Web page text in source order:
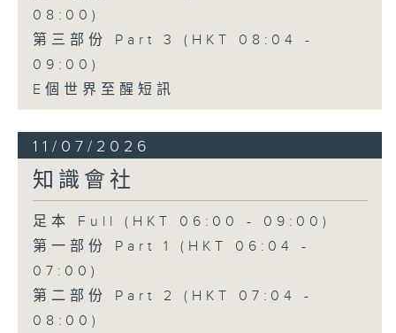
08:00)
第三部份 Part 3 (HKT 08:04 -
09:00)
E個世界至醒短訊
11/07/2026
知識會社
足本 Full (HKT 06:00 - 09:00)
第一部份 Part 1 (HKT 06:04 -
07:00)
第二部份 Part 2 (HKT 07:04 -
08:00)